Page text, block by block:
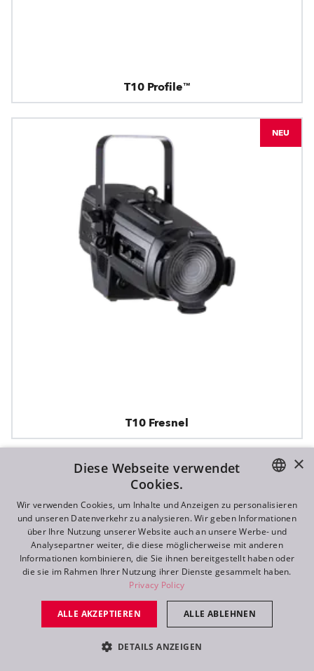
T10 Profile™
T10 Fresnel
NEU
NEU
ENGLISH
FR
RU
×
Diese Webseite verwendet
Cookies.
Wir verwenden Cookies, um Inhalte und Anzeigen zu personalisieren
und unseren Datenverkehr zu analysieren. Wir geben Informationen
über Ihre Nutzung unserer Website auch an unsere Werbe- und
Analysepartner weiter, die diese möglicherweise mit anderen
Informationen kombinieren, die Sie ihnen bereitgestellt haben oder
die sie im Rahmen Ihrer Nutzung ihrer Dienste gesammelt haben.
Privacy Policy
ALLE AKZEPTIEREN ALLE ABLEHNEN
DETAILS ANZEIGEN